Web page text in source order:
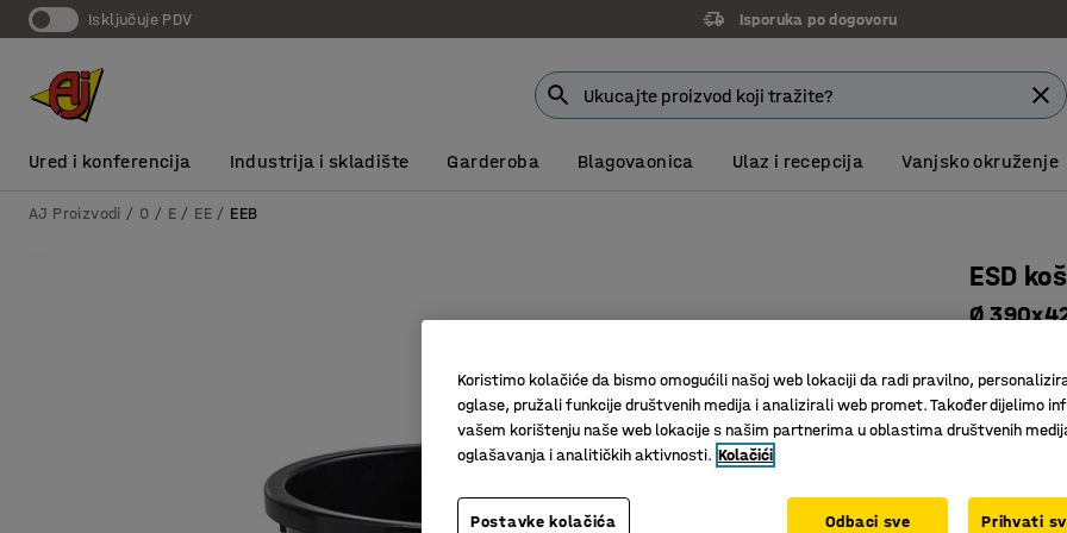
Isključuje PDV Isporuka po dogovoru
Ured i konferencija Industrija i skladište Garderoba Blagovaonica Ulaz i recepcija Vanjsko okruženje
AJ Proizvodi 0 E EE EEB
ESD
Ø
ESD
Vodljiva
Visina (mm)
Koristimo kolačiće da bismo omogućili našoj web lokaciji da radi pravilno,
oglase, pružali funkcije društvenih medija i analizirali web promet. Također dijelimo
vašem korištenju naše web lokacije s našim partnerima u oblastima društvenih
oglašavanja i analitičkih aktivnosti. Kolačići
Postavke kolačića Odbaci sve Prihvati